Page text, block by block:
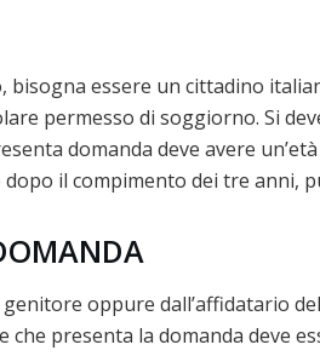
bisogna essere un cittadino
permesso di soggiorno. Si
domanda deve avere
il compimento dei tre anni,
oppure dall’affidatario
presenta la domanda deve